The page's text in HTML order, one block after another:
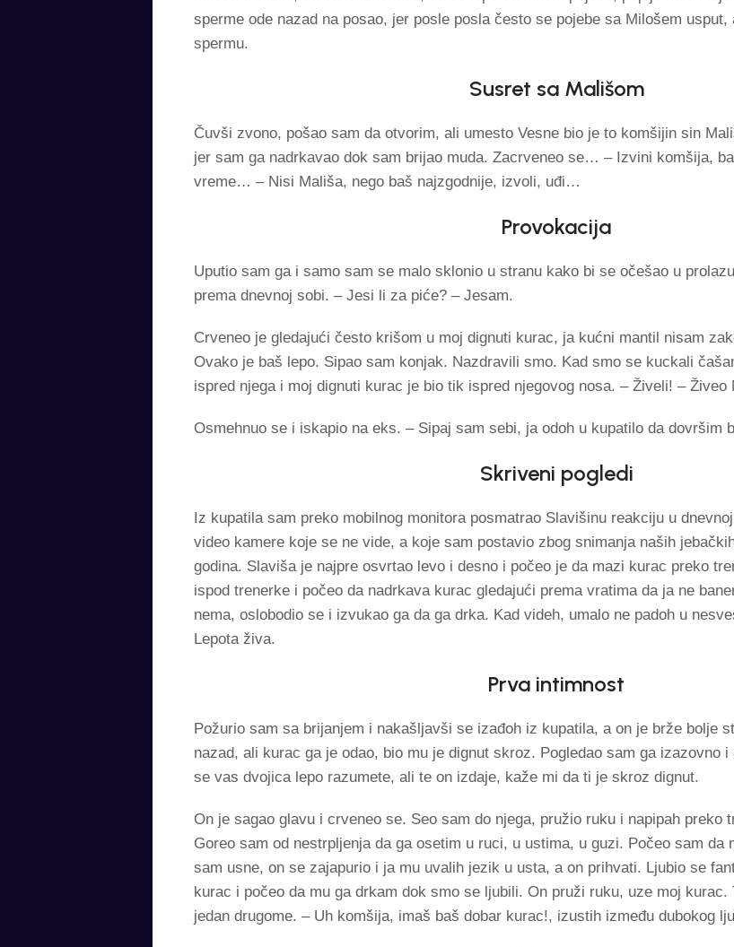
sperme ode nazad na posao, jer posle posla često se pojebe sa Milošem
spermu.
Susret sa Mališom
Čuvši zvono, pošao sam da otvorim, ali umesto Vesne bio je to komšijin sin
jer sam ga nadrkavao dok sam brijao muda. Zacrveneo se… – Izvini komšija,
vreme… – Nisi Mališa, nego baš najzgodnije, izvoli, uđi…
Provokacija
Uputio sam ga i samo sam se malo sklonio u stranu kako bi se očešao u
prema dnevnoj sobi. – Jesi li za piće? – Jesam.
Crveneo je gledajući često krišom u moj dignuti kurac, ja kućni mantil nisam
Ovako je baš lepo. Sipao sam konjak. Nazdravili smo. Kad smo se kuckali
ispred njega i moj dignuti kurac je bio tik ispred njegovog nosa. – Živeli! –
Osmehnuo se i iskapio na eks. – Sipaj sam sebi, ja odoh u kupatilo da dovršim
Skriveni pogledi
Iz kupatila sam preko mobilnog monitora posmatrao Slavišinu reakciju u
video kamere koje se ne vide, a koje sam postavio zbog snimanja naših
godina. Slaviša je najpre osvrtao levo i desno i počeo je da mazi kurac preko
ispod trenerke i počeo da nadrkava kurac gledajući prema vratima da ja ne
nema, oslobodio se i izvukao ga da ga drka. Kad videh, umalo ne padoh u
Lepota živa.
Prva intimnost
Požurio sam sa brijanjem i nakašljavši se izađoh iz kupatila, a on je brže bolje
nazad, ali kurac ga je odao, bio mu je dignut skroz. Pogledao sam ga izazovno
se vas dvojica lepo razumete, ali te on izdaje, kaže mi da ti je skroz dignut.
On je sagao glavu i crveneo se. Seo sam do njega, pružio ruku i napipah preko
Goreo sam od nestrpljenja da ga osetim u ruci, u ustima, u guzi. Počeo sam da
sam usne, on se zajapurio i ja mu uvalih jezik u usta, a on prihvati. Ljubio se
kurac i počeo da mu ga drkam dok smo se ljubili. On pruži ruku, uze moj kurac.
jedan drugome. – Uh komšija, imaš baš dobar kurac!, izustih između dubokog